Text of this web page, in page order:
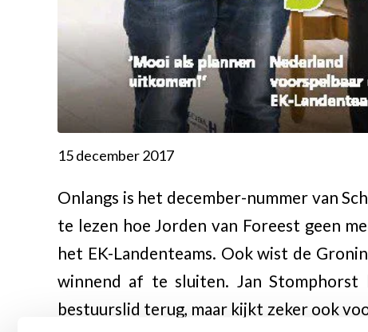
15 december 2017
Onlangs is het december-nummer van
te lezen hoe Jorden van Foreest geen
het EK-Landenteams. Ook wist de
winnend af te sluiten. Jan
bestuurslid terug, maar kijkt zeker ook